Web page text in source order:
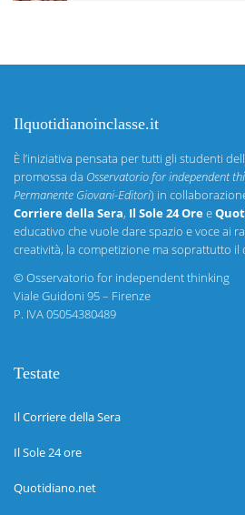
Ilquotidianoinclasse.it
È l’iniziativa pensata per tutti gli studenti
promossa da Osservatorio for independent
Permanente Giovani-Editori) in
Corriere della Sera, Il Sole 24 Oree
educativo che vuole dare spazio e voce ai
creatività, la competizione ma soprattutto il
©Osservatorio for independent thinking
Viale Guidoni 95 – Firenze
P. IVA 05054380489
Testate
Il Corriere della Sera
Il Sole 24 ore
Quotidiano.net